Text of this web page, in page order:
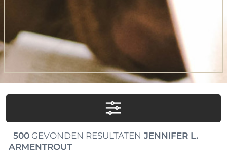
500GEVONDEN RESULTATEN JENNIFER L.
ARMENTROUT